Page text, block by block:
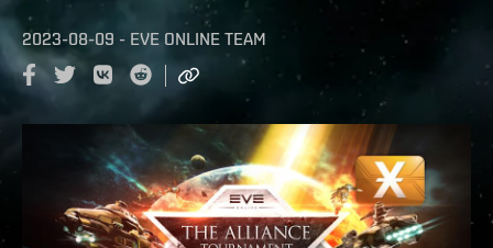
2023-08-09 - EVE ONLINE TEAM